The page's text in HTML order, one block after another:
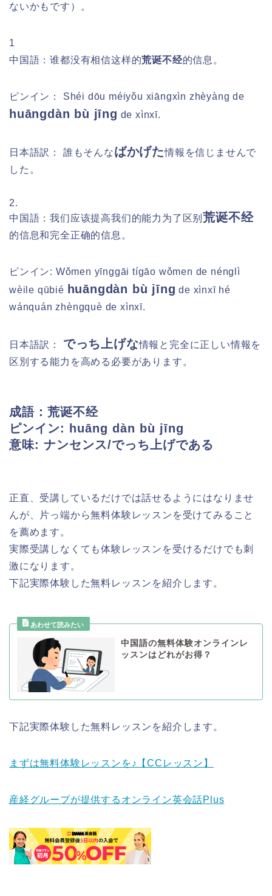
ないかもです）。
1
中国語：谁都没有相信这样的荒诞不经的信息。
ピンイン： Shéi dōu méiyǒu xiāngxìn zhèyàng de
huāngdàn bù jīng de xìnxī.
日本語訳： 誰もそんなばかげた情報を信じませんで
した。
2.
中国語：我们应该提高我们的能力为了区别 荒诞不经
的信息和完全正确的信息。
ピンイン: Wǒmen yīnggāi tígāo wǒmen de nénglì
wèile qūbié huāngdàn bù jīng de xìnxī hé
wánquán zhèngquè de xìnxī.
日本語訳： でっち上げな情報と完全に正しい情報を
区別する能力を高める必要があります。
成語：荒诞不经
ピンイン: huāng dàn bù jīng
意味: ナンセンス/でっち上げである
正直、受講しているだけでは話せるようにはなりませ
んが、片っ端から無料体験レッスンを受けてみること
を薦めます。
実際受講しなくても体験レッスンを受けるだけでも刺
激になります。
下記実際体験した無料レッスンを紹介します。
中国語の無料体験オンラインレ
ッスンはどれがお得？
下記実際体験した無料レッスンを紹介します。
まずは無料体験レッスンを♪【CCレッスン】
産経グループが提供するオンライン英会話Plus